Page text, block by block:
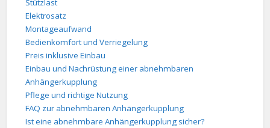
Stützlast
Elektrosatz
Montageaufwand
Bedienkomfort und Verriegelung
Preis inklusive Einbau
Einbau und Nachrüstung einer abnehmbaren
Anhängerkupplung
Pflege und richtige Nutzung
FAQ zur abnehmbaren Anhängerkupplung
Ist eine abnehmbare Anhängerkupplung sicher?